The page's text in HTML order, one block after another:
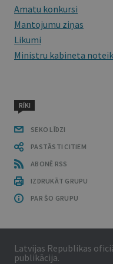
Amatu konkursi
Mantojumu ziņas
Likumi
Ministru kabineta
RĪKI
SEKO LĪDZI
PASTĀSTI CITIEM
ABONĒ RSS
IZDRUKĀT GRUPU
PAR ŠO GRUPU
Latvijas Republikas
publikācija.